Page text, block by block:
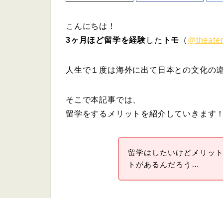
こんにちは！
3ヶ月ほど留学を経験した トモ （
人生で１度は海外に出て日本との文化の
そこで本記事では、
留学をするメリットを紹介していきます！
留学はしたいけどメリッ
トがあるんだろう…